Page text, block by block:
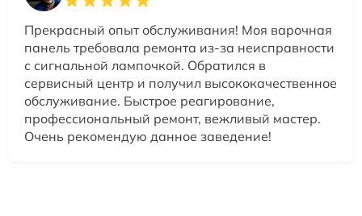
Прекрасный опыт обслуживания! Моя варочная
панель требовала ремонта из-за неисправности
с сигнальной лампочкой. Обратился в
сервисный центр и получил высококачественное
обслуживание. Быстрое реагирование,
профессиональный ремонт, вежливый мастер.
Очень рекомендую данное заведение!